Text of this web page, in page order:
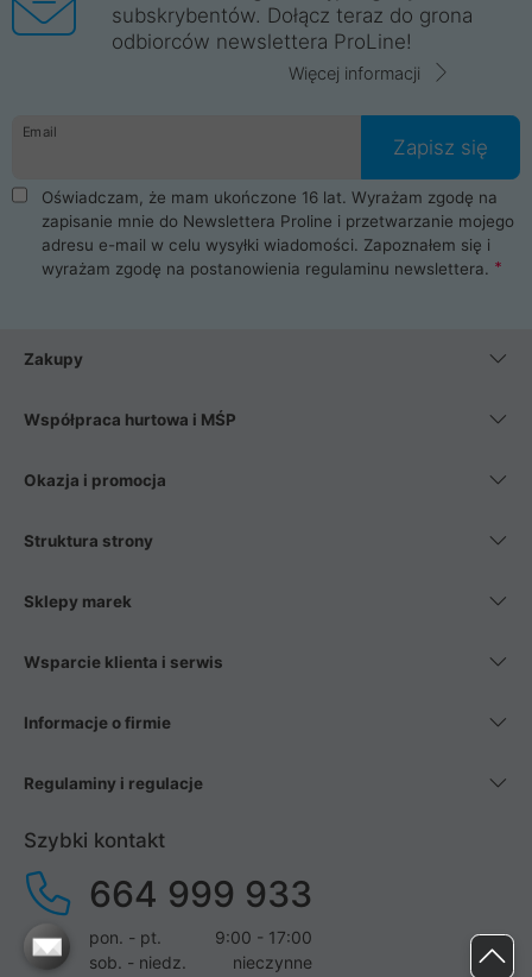
subskrybentów. Dołącz teraz do grona
odbiorców newslettera ProLine!
Więcej informacji
Email
Zapisz się
Oświadczam, że mam ukończone 16 lat. Wyrażam zgodę na
zapisanie mnie do Newslettera Proline i przetwarzanie mojego
adresu e-mail w celu wysyłki wiadomości. Zapoznałem się i
wyrażam zgodę na postanowienia regulaminu newslettera.
Zakupy
Współpraca hurtowa i MŚP
Okazja i promocja
Struktura strony
Sklepy marek
Wsparcie klienta i serwis
Informacje o firmie
Regulaminy i regulacje
Szybki kontakt
664 999 933
pon. - pt.
9:00 - 17:00
sob. - niedz.
nieczynne